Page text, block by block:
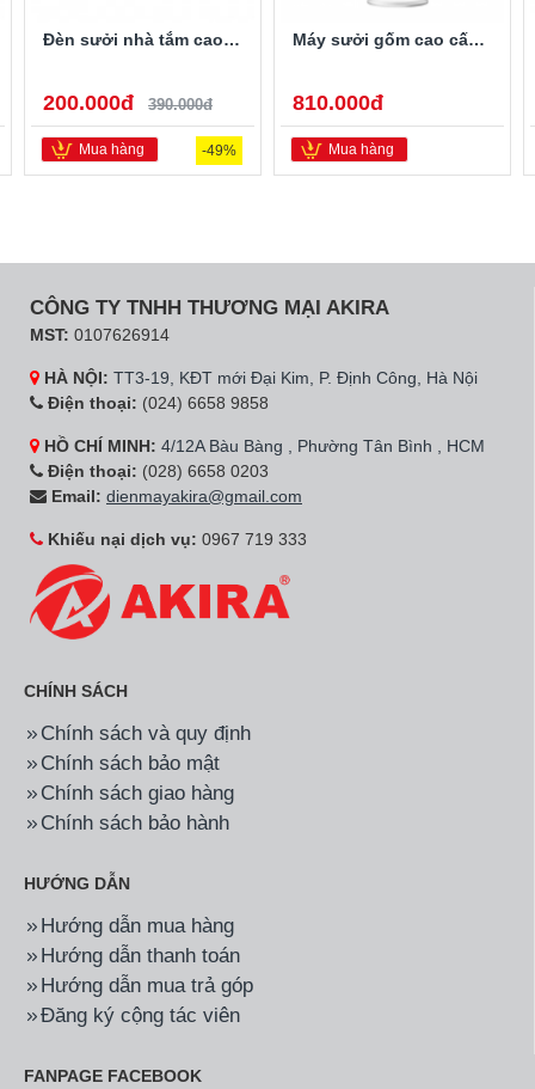
Đèn sưởi nhà tắm cao cấp H&E Cook HE02D
200.000đ 390.000đ
-49%
Mua hàng
Máy sưởi gốm cao cấp CREEN CR-H28DT
810.000đ
Mua hàng
CÔNG TY TNHH THƯƠNG MẠI AKIRA
MST: 0107626914
HÀ NỘI: TT3-19, KĐT mới Đại Kim, P. Định Công, Hà Nội
Điện thoại: (024) 6658 9858
HỒ CHÍ MINH: 4/12A Bàu Bàng , Phường Tân Bình , HCM
Điện thoại: (028) 6658 0203
Email: dienmayakira@gmail.com
Khiếu nại dịch vụ: 0967 719 333
CHÍNH SÁCH
Chính sách và quy định
Chính sách bảo mật
Chính sách giao hàng
Chính sách bảo hành
HƯỚNG DẪN
Hướng dẫn mua hàng
Hướng dẫn thanh toán
Hướng dẫn mua trả góp
Đăng ký cộng tác viên
FANPAGE FACEBOOK